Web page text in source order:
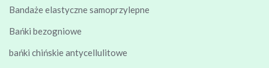
Bandaże elastyczne samoprzylepne
Bańki bezogniowe
bańki chińskie antycellulitowe